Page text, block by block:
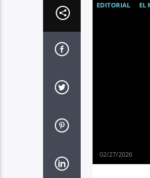
EDITORIAL EL
02/27/2026